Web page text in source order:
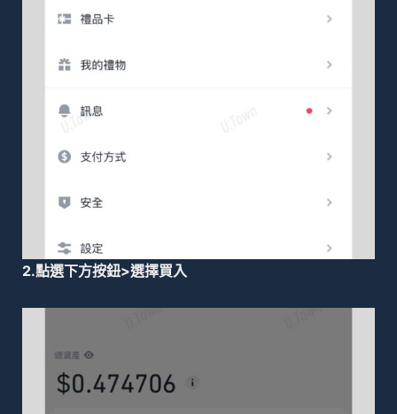
2.點選下方按鈕>選擇買入​​